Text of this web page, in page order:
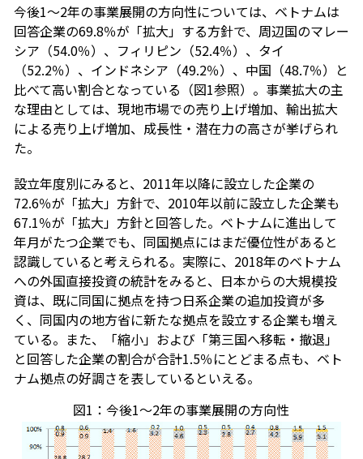
今後1～2年の事業展開の方向性については、ベトナムは
回答企業の69.8％が「拡大」する方針で、周辺国のマレー
シア（54.0％）、フィリピン（52.4％）、タイ
（52.2％）、インドネシア（49.2％）、中国（48.7％）と
比べて高い割合となっている（図1参照）。事業拡大の主
な理由としては、現地市場での売り上げ増加、輸出拡大
による売り上げ増加、成長性・潜在力の高さが挙げられ
た。
設立年度別にみると、2011年以降に設立した企業の
72.6％が「拡大」方針で、2010年以前に設立した企業も
67.1％が「拡大」方針と回答した。ベトナムに進出して
年月がたつ企業でも、同国拠点にはまだ優位性があると
認識していると考えられる。実際に、2018年のベトナム
への外国直接投資の統計をみると、日本からの大規模投
資は、既に同国に拠点を持つ日系企業の追加投資が多
く、同国内の地方省に新たな拠点を設立する企業も増え
ている。また、「縮小」および「第三国へ移転・撤退」
と回答した企業の割合が合計1.5％にとどまる点も、ベト
ナム拠点の好調さを表しているといえる。
図1：今後1～2年の事業展開の方向性